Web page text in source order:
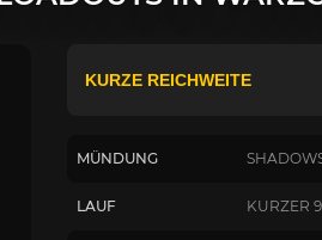
MÜNDUNG
LAUF KURZER